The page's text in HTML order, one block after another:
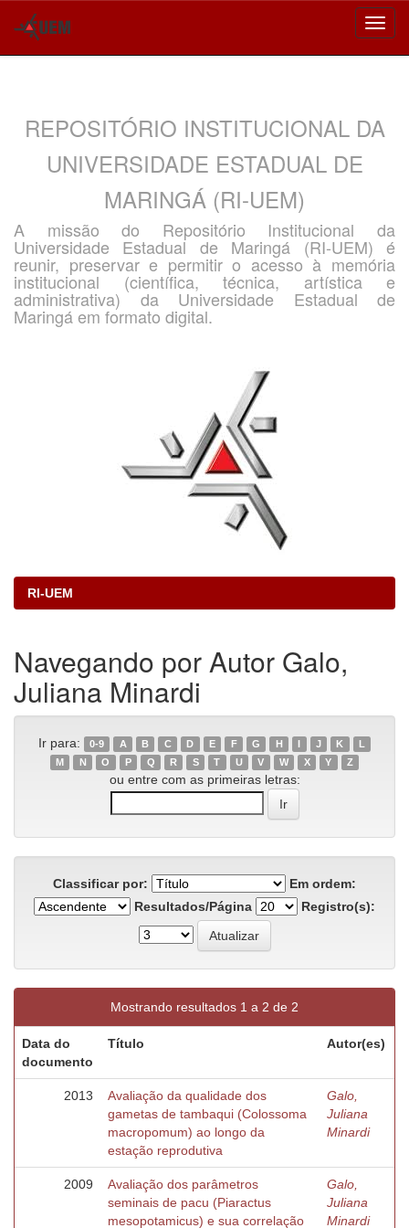
REPOSITÓRIO INSTITUCIONAL DA
UNIVERSIDADE ESTADUAL DE
MARINGÁ (RI-UEM)
A missão do Repositório Institucional da
Universidade Estadual de Maringá (RI-UEM) é
reunir, preservar e permitir o acesso à memória
institucional (científica, técnica, artística e
administrativa) da Universidade Estadual de
Maringá em formato digital.
RI-UEM
Navegando por Autor Galo,
Juliana Minardi
Ir para: 0-9 A B C D E F G H I J K
L
M
N O P Q R S T U V W X Y Z
ou entre com as primeiras letras:
Classificar por:
Em ordem:
Resultados/Página
Registro(s):
Mostrando resultados 1 a 2 de 2
Data do
documento
Título Autor(es)
2013
Avaliação da qualidade dos
gametas de tambaqui (Colossoma
macropomum) ao longo da
estação reprodutiva
Galo,
Juliana
Minardi
2009
Avaliação dos parâmetros
seminais de pacu (Piaractus
mesopotamicus) e sua correlação
Galo,
Juliana
Minardi